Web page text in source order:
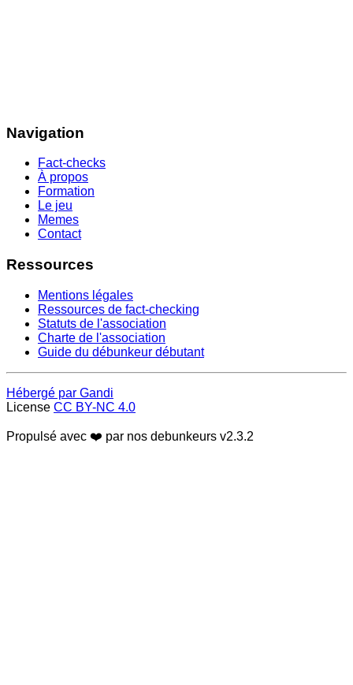
Navigation
Fact-checks
À propos
Formation
Le jeu
Memes
Contact
Ressources
Mentions légales
Ressources de fact-checking
Statuts de l'association
Charte de l'association
Guide du débunkeur débutant
Hébergé par Gandi
License CC BY-NC 4.0
Propulsé avec ❤️ par nos debunkeurs v2.3.2